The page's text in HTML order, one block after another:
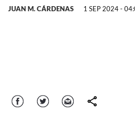
JUAN M. CÁRDENAS 1 SEP 2024 -
Facebook Twitter Correo comparte